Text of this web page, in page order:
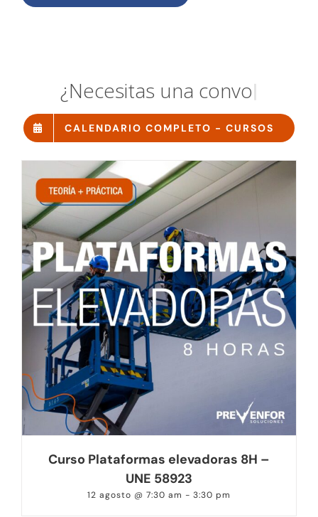
Necesitas unaconvocat
CALENDARIO COMPLETO - CURSOS
Curso Plataformas elevadoras 8H –
UNE 58923
12 agosto @ 7:30 am - 3:30 pm